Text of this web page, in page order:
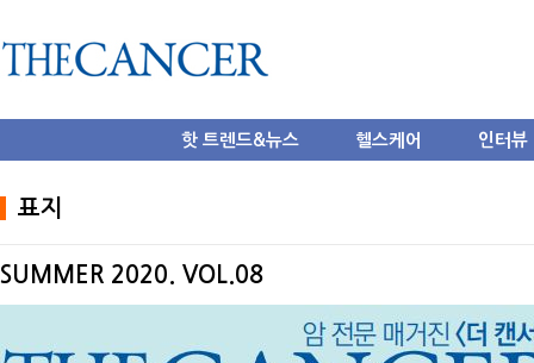
핫 트렌드&뉴스 헬스케어 인터뷰
표지
SUMMER 2020. VOL.08